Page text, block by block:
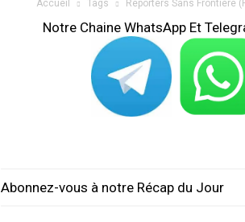
Accueil Tags Reporters Sans Frontière
Notre Chaine WhatsApp Et
Abonnez-vous à notre Récap du Jour